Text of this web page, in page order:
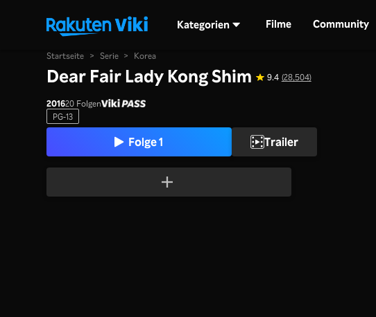
Kategorien Filme Community
Startseite > Serie > Korea
Dear Fair Lady Kong Shim 9.4 (28,504)
201620 Folgen
PG-13
Folge 1 Trailer